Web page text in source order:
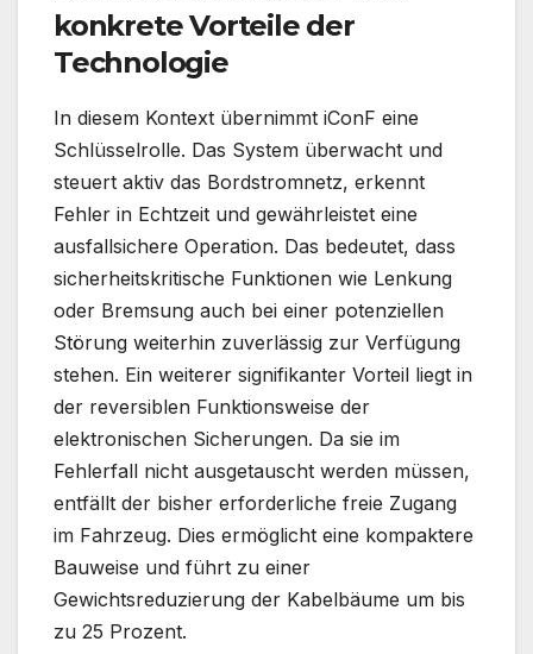
konkrete Vorteile der
Technologie
In diesem Kontext übernimmt iConF eine
Schlüsselrolle. Das System überwacht und
steuert aktiv das Bordstromnetz, erkennt
Fehler in Echtzeit und gewährleistet eine
ausfallsichere Operation. Das bedeutet, dass
sicherheitskritische Funktionen wie Lenkung
oder Bremsung auch bei einer potenziellen
Störung weiterhin zuverlässig zur Verfügung
stehen. Ein weiterer signifikanter Vorteil liegt in
der reversiblen Funktionsweise der
elektronischen Sicherungen. Da sie im
Fehlerfall nicht ausgetauscht werden müssen,
entfällt der bisher erforderliche freie Zugang
im Fahrzeug. Dies ermöglicht eine kompaktere
Bauweise und führt zu einer
Gewichtsreduzierung der Kabelbäume um bis
zu 25 Prozent.